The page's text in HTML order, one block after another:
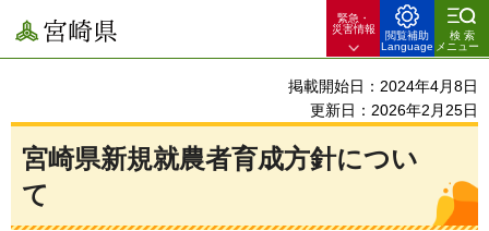
宮崎県
緊急・
災害情報
閲覧補助
Language
検索
メニュー
掲載開始日：2024年4月8日
更新日：2026年2月25日
宮崎県新規就農者育成方針につい
て